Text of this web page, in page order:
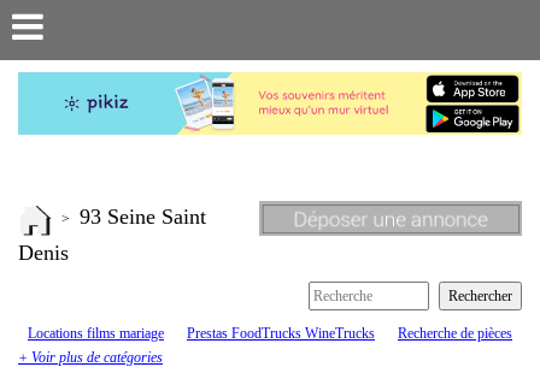
>
93 Seine Saint
Denis
Locations films mariage Prestas FoodTrucks WineTrucks
Recherche de pièces
ou véhicules
Renault 4 R4 4L
+ Voir plus de catégories